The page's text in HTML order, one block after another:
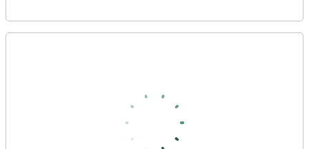
báo cáo phân tích kỹ thuật về việc ứng dụng hệ thống